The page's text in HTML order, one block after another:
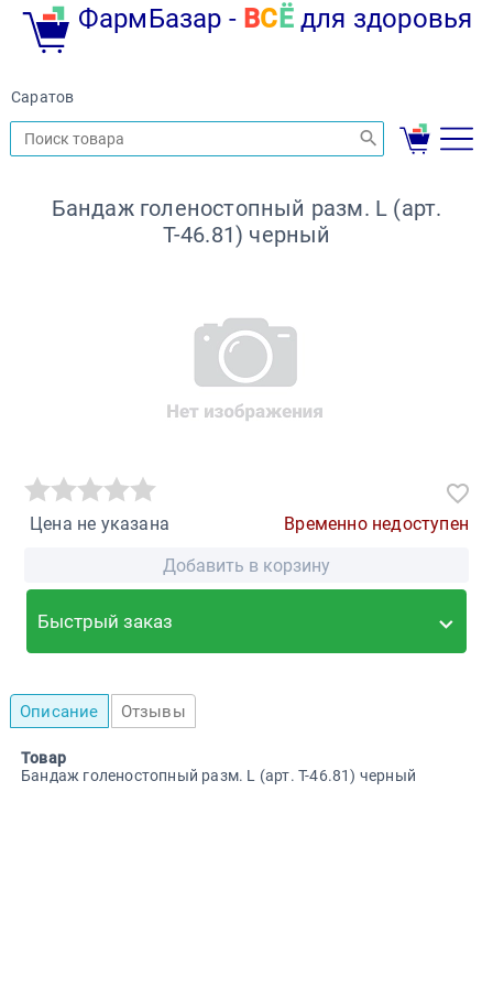
ФармБазар - ВС Ёдля здоровья
Саратов
Бандаж голеностопный разм. L (арт.
Т-46.81) черный
Цена не указана
Временно недоступен
Добавить в корзину
Быстрый заказ
Описание Отзывы
Товар
Бандаж голеностопный разм. L (арт. Т-46.81) черный